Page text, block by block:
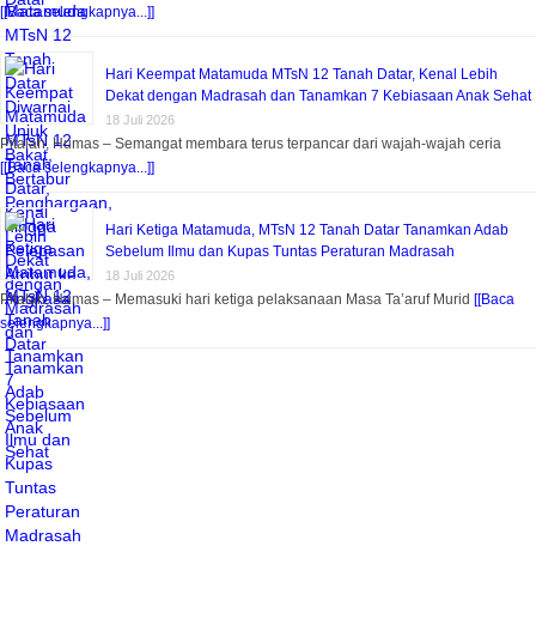
[[Baca selengkapnya...]]
Hari Keempat Matamuda MTsN 12 Tanah Datar, Kenal Lebih
Dekat dengan Madrasah dan Tanamkan 7 Kebiasaan Anak Sehat
18 Juli 2026
Pitalah, Humas – Semangat membara terus terpancar dari wajah-wajah ceria
[[Baca selengkapnya...]]
Hari Ketiga Matamuda, MTsN 12 Tanah Datar Tanamkan Adab
Sebelum Ilmu dan Kupas Tuntas Peraturan Madrasah
18 Juli 2026
Pitalah, Humas – Memasuki hari ketiga pelaksanaan Masa Ta’aruf Murid [[Baca
selengkapnya...]]